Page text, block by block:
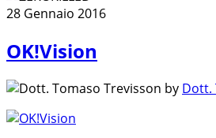
28 Gennaio 2016
OK!Vision
by Dott.